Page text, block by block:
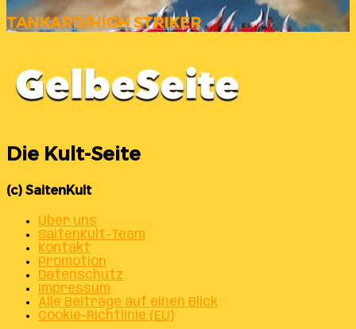
TANKARD/HIGH STRIKER
Die Kult-Seite
(c) SaitenKult
Über uns
SaitenKult-Team
Kontakt
Promotion
Datenschutz
Impressum
Alle Beiträge auf einen Blick
Cookie-Richtlinie (EU)